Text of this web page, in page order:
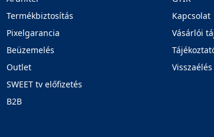
Termékbiztosítás
Pixelgarancia
Beüzemelés
Outlet
SWEET tv előfizetés
B2B
Kapcsolat
Vásárlói